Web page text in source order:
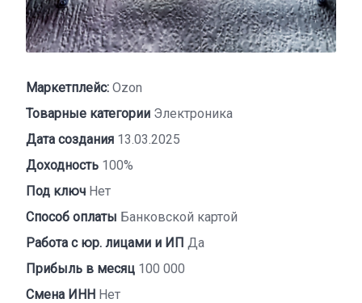
Маркетплейс: Ozon
Товарные категории Электроника
Дата создания 13.03.2025
Доходность 100%
Под ключ Нет
Способ оплаты Банковской картой
Работа с юр. лицами и ИП Да
Прибыль в месяц 100 000
Смена ИНН Нет